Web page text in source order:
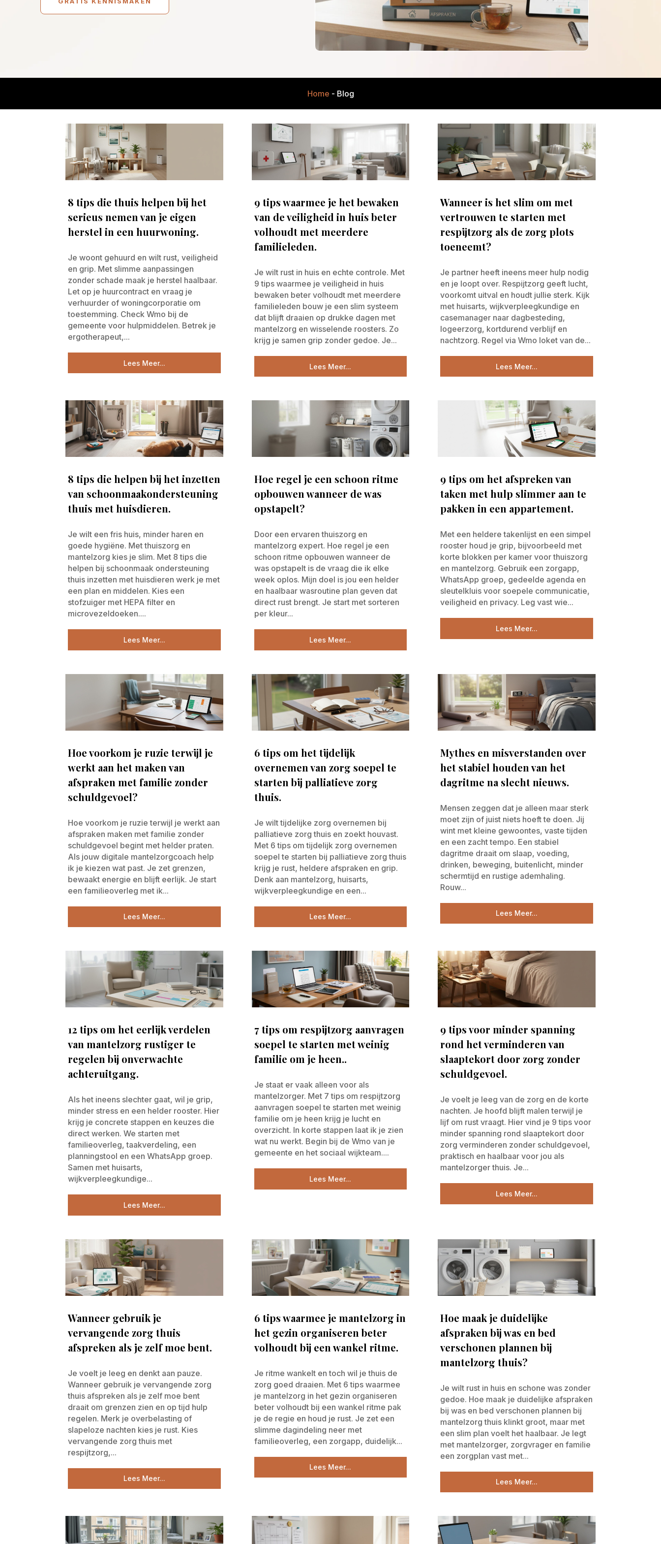
Home - Blog
8 tips die thuis helpen bij het
serieus nemen van je eigen
herstel in een huurwoning.
Je woont gehuurd en wilt rust, veiligheid
en grip. Met slimme aanpassingen
zonder schade maak je herstel haalbaar.
Let op je huurcontract en vraag je
verhuurder of woningcorporatie om
toestemming. Check Wmo bij de
gemeente voor hulpmiddelen. Betrek je
ergotherapeut,...
Lees Meer...
9 tips waarmee je het bewaken
van de veiligheid in huis beter
volhoudt met meerdere
familieleden.
Je wilt rust in huis en echte controle. Met
9 tips waarmee je veiligheid in huis
bewaken beter volhoudt met meerdere
familieleden bouw je een slim systeem
dat blijft draaien op drukke dagen met
mantelzorg en wisselende roosters. Zo
krijg je samen grip zonder gedoe. Je...
Lees Meer...
Wanneer is het slim om met
vertrouwen te starten met
respijtzorg als de zorg plots
toeneemt?
Je partner heeft ineens meer hulp nodig
en je loopt over. Respijtzorg geeft lucht,
voorkomt uitval en houdt jullie sterk. Kijk
met huisarts, wijkverpleegkundige en
casemanager naar dagbesteding,
logeerzorg, kortdurend verblijf en
nachtzorg. Regel via Wmo loket van de...
Lees Meer...
8 tips die helpen bij het inzetten
van schoonmaakondersteuning
thuis met huisdieren.
Je wilt een fris huis, minder haren en
goede hygiëne. Met thuiszorg en
mantelzorg kies je slim. Met 8 tips die
helpen bij schoonmaak ondersteuning
thuis inzetten met huisdieren werk je met
een plan en middelen. Kies een
stofzuiger met HEPA filter en
microvezeldoeken....
Lees Meer...
Hoe regel je een schoon ritme
opbouwen wanneer de was
opstapelt?
Door een ervaren thuiszorg en
mantelzorg expert. Hoe regel je een
schoon ritme opbouwen wanneer de
was opstapelt is de vraag die ik elke
week oplos. Mijn doel is jou een helder
en haalbaar wasroutine plan geven dat
direct rust brengt. Je start met sorteren
per kleur...
Lees Meer...
9 tips om het afspreken van
taken met hulp slimmer aan te
pakken in een appartement.
Met een heldere takenlijst en een simpel
rooster houd je grip, bijvoorbeeld met
korte blokken per kamer voor thuiszorg
en mantelzorg. Gebruik een zorgapp,
WhatsApp groep, gedeelde agenda en
sleutelkluis voor soepele communicatie,
veiligheid en privacy. Leg vast wie...
Lees Meer...
Hoe voorkom je ruzie terwijl je
werkt aan het maken van
afspraken met familie zonder
schuldgevoel?
Hoe voorkom je ruzie terwijl je werkt aan
afspraken maken met familie zonder
schuldgevoel begint met helder praten.
Als jouw digitale mantelzorgcoach help
ik je kiezen wat past. Je zet grenzen,
bewaakt energie en blijft eerlijk. Je start
een familieoverleg met ik...
Lees Meer...
6 tips om het tijdelijk
overnemen van zorg soepel te
starten bij palliatieve zorg
thuis.
Je wilt tijdelijke zorg overnemen bij
palliatieve zorg thuis en zoekt houvast.
Met 6 tips om tijdelijk zorg overnemen
soepel te starten bij palliatieve zorg thuis
krijg je rust, heldere afspraken en grip.
Denk aan mantelzorg, huisarts,
wijkverpleegkundige en een...
Lees Meer...
Mythes en misverstanden over
het stabiel houden van het
dagritme na slecht nieuws.
Mensen zeggen dat je alleen maar sterk
moet zijn of juist niets hoeft te doen. Jij
wint met kleine gewoontes, vaste tijden
en een zacht tempo. Een stabiel
dagritme draait om slaap, voeding,
drinken, beweging, buitenlicht, minder
schermtijd en rustige ademhaling.
Rouw...
Lees Meer...
12 tips om het eerlijk verdelen
van mantelzorg rustiger te
regelen bij onverwachte
achteruitgang.
Als het ineens slechter gaat, wil je grip,
minder stress en een helder rooster. Hier
krijg je concrete stappen en keuzes die
direct werken. We starten met
familieoverleg, taakverdeling, een
planningstool en een WhatsApp groep.
Samen met huisarts,
wijkverpleegkundige...
Lees Meer...
7 tips om respijtzorg aanvragen
soepel te starten met weinig
familie om je heen..
Je staat er vaak alleen voor als
mantelzorger. Met 7 tips om respijtzorg
aanvragen soepel te starten met weinig
familie om je heen krijg je lucht en
overzicht. In korte stappen laat ik je zien
wat nu werkt. Begin bij de Wmo van je
gemeente en het sociaal wijkteam....
Lees Meer...
9 tips voor minder spanning
rond het verminderen van
slaaptekort door zorg zonder
schuldgevoel.
Je voelt je leeg van de zorg en de korte
nachten. Je hoofd blijft malen terwijl je
lijf om rust vraagt. Hier vind je 9 tips voor
minder spanning rond slaaptekort door
zorg verminderen zonder schuldgevoel,
praktisch en haalbaar voor jou als
mantelzorger thuis. Je...
Lees Meer...
Wanneer gebruik je
vervangende zorg thuis
afspreken als je zelf moe bent.
Je voelt je leeg en denkt aan pauze.
Wanneer gebruik je vervangende zorg
thuis afspreken als je zelf moe bent
draait om grenzen zien en op tijd hulp
regelen. Merk je overbelasting of
slapeloze nachten kies je rust. Kies
vervangende zorg thuis met
respijtzorg,...
Lees Meer...
6 tips waarmee je mantelzorg in
het gezin organiseren beter
volhoudt bij een wankel ritme.
Je ritme wankelt en toch wil je thuis de
zorg goed draaien. Met 6 tips waarmee
je mantelzorg in het gezin organiseren
beter volhoudt bij een wankel ritme pak
je de regie en houd je rust. Je zet een
slimme dagindeling neer met
familieoverleg, een zorgapp, duidelijk...
Lees Meer...
Hoe maak je duidelijke
afspraken bij was en bed
verschonen plannen bij
mantelzorg thuis?
Je wilt rust in huis en schone was zonder
gedoe. Hoe maak je duidelijke afspraken
bij was en bed verschonen plannen bij
mantelzorg thuis klinkt groot, maar met
een slim plan voelt het haalbaar. Je legt
met mantelzorger, zorgvrager en familie
een zorgplan vast met...
Lees Meer...